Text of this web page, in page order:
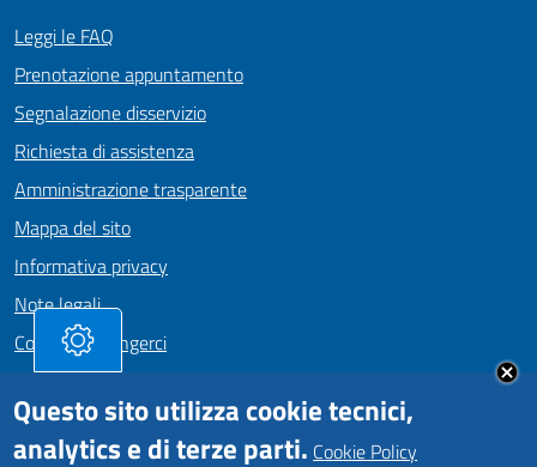
Leggi le FAQ
Prenotazione appuntamento
Segnalazione disservizio
Richiesta di assistenza
Amministrazione trasparente
Mappa del sito
Informativa privacy
Note legali
Come Raggiungerci
Dichiarazione di accessibilità
Questo sito utilizza cookie tecnici,
analytics e di terze parti. Cookie Policy